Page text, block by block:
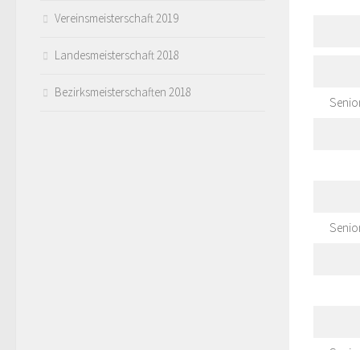
Vereinsmeisterschaft 2019
Landesmeisterschaft 2018
Bezirksmeisterschaften 2018